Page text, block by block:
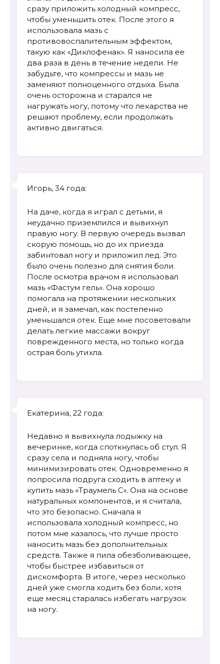
сразу приложить холодный компресс,
чтобы уменьшить отек. После этого я
использовала мазь с
противовоспалительным эффектом,
такую как «Диклофенак». Я наносила ее
два раза в день в течение недели. Не
забудьте, что компрессы и мазь не
заменяют полноценного отдыха. Была
очень осторожна и старался не
нагружать ногу, потому что лекарства не
решают проблему, если продолжать
активно двигаться.
Игорь, 34 года:
На даче, когда я играл с детьми, я
неудачно приземлился и вывихнул
правую ногу. В первую очередь вызвал
скорую помощь, но до их приезда
забинтовал ногу и приложил лед. Это
было очень полезно для снятия боли.
После осмотра врачом я использовал
мазь «Фастум гель». Она хорошо
помогала на протяжении нескольких
дней, и я замечал, как постепенно
уменьшался отек. Еще мне посоветовали
делать легкие массажи вокруг
поврежденного места, но только когда
острая боль утихла.
Екатерина, 22 года:
Недавно я вывихнула лодыжку на
вечеринке, когда споткнулась об стул. Я
сразу села и подняла ногу, чтобы
минимизировать отек. Одновременно я
попросила подруга сходить в аптеку и
купить мазь «Траумель С». Она на основе
натуральных компонентов, и я считала,
что это безопасно. Сначала я
использовала холодный компресс, но
потом мне казалось, что лучше просто
наносить мазь без дополнительных
средств. Также я пила обезболивающее,
чтобы быстрее избавиться от
дискомфорта. В итоге, через несколько
дней уже смогла ходить без боли, хотя
еще месяц старалась избегать нагрузок
на ногу.